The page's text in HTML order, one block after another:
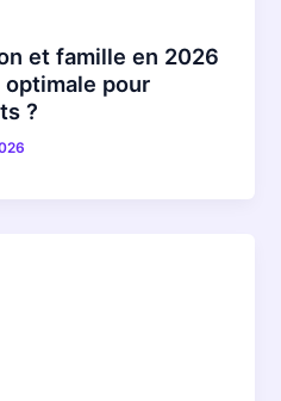
et famille en 2026
pour
?